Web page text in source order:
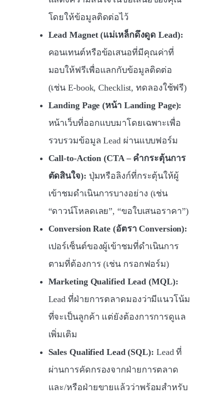
โดยให้ข้อมูลติดต่อไว้
Lead Magnet (แม่เหล็กดึงดูด Lead):
คอนเทนต์หรือข้อเสนอที่มีคุณค่าที่
มอบให้ฟรีเพื่อแลกกับข้อมูลติดต่อ
(เช่น E-book, Checklist, ทดลองใช้ฟรี)
Landing Page (หน้า Landing Page):
หน้าเว็บที่ออกแบบมาโดยเฉพาะเพื่อ
รวบรวมข้อมูล Lead ผ่านแบบฟอร์ม
Call-to-Action (CTA – คำกระตุ้นการ
ตัดสินใจ): ปุ่มหรือลิงก์ที่กระตุ้นให้ผู้
เข้าชมดำเนินการบางอย่าง (เช่น
“ดาวน์โหลดเลย”, “ขอใบเสนอราคา”)
Conversion Rate (อัตรา Conversion):
เปอร์เซ็นต์ของผู้เข้าชมที่ดำเนินการ
ตามที่ต้องการ (เช่น กรอกฟอร์ม)
Marketing Qualified Lead (MQL):
Lead ที่ฝ่ายการตลาดมองว่ามีแนวโน้ม
ที่จะเป็นลูกค้า แต่ยังต้องการการดูแล
เพิ่มเติม
Sales Qualified Lead (SQL): Lead ที่
ผ่านการคัดกรองจากฝ่ายการตลาด
และ/หรือฝ่ายขายแล้วว่าพร้อมสำหรับ